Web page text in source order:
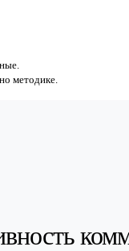
методике.